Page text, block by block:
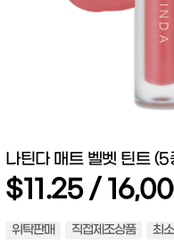
나틴다 매트 벨벳 틴트
$11.25 /
위탁판매 직접제조상품 최